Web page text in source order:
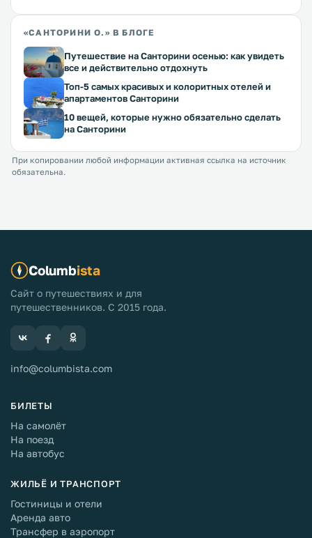
«САНТОРИНИ О.» В БЛОГЕ
Путешествие на Санторини осенью: как увидеть
все и действительно отдохнуть
Топ-5 самых красивых и колоритных отелей и
апартаментов Санторини
10 вещей, которые нужно обязательно сделать
на Санторини
При копировании любой информации активная ссылка на источник
обязательна.
Columbista
Сайт о путешествиях и для
путешественников. С 2015 года.
info@columbista.com
БИЛЕТЫ
На самолёт
На поезд
На автобус
ЖИЛЬЁ И ТРАНСПОРТ
Гостиницы и отели
Аренда авто
Трансфер в аэропорт